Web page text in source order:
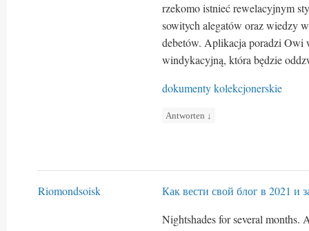
rzekomo istnieć rewelacyjnym
sowitych alegatów oraz wiedzy
debetów. Aplikacja poradzi Owi
windykacyjną, która będzie
dokumenty kolekcjonerskie
Antworten ↓
Riomondsoisk
Как вести свой блог в 2021 и
Nightshades for several months.